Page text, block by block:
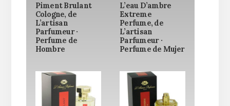
Piment Brulant
Cologne, de
L’artisan
Parfumeur ·
Perfume de
Hombre
L’eau D’ambre
Extreme
Perfume, de
L’artisan
Parfumeur ·
Perfume de Mujer